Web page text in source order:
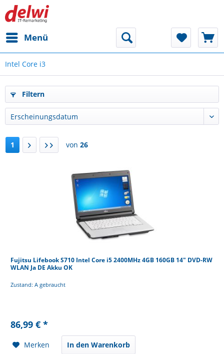
Menü
Intel Core i3
Filtern
1 von 26
Fujitsu Lifebook S710 Intel Core i5 2400MHz 4GB 160GB 14" DVD-RW
WLAN Ja DE Akku OK
Zustand: A gebraucht
86,99 € *
Merken In den Warenkorb